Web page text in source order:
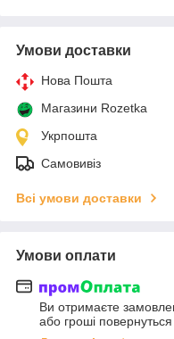
Умови доставки
Нова Пошта
Магазини Rozetka
Укрпошта
Самовивіз
Всі умови доставки
Умови оплати
Ви отримаєте
або гроші